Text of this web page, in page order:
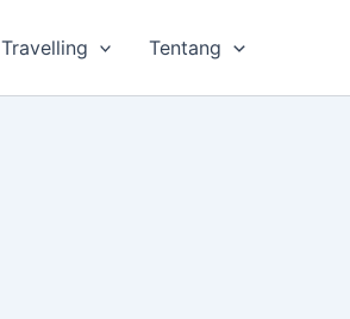
Travelling Tentang